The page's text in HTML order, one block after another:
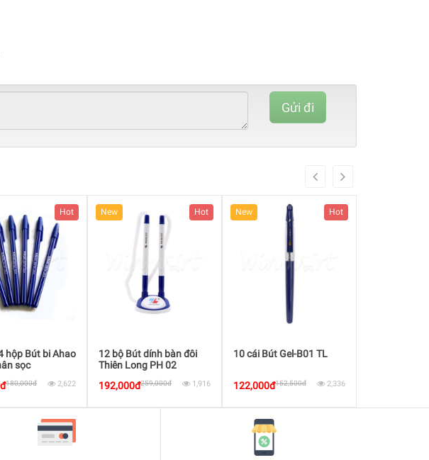
80%
Gửi đi
Hot
hộp Bút bi Ahao
sọc
180,000đ 2,622
New Hot
12 bộ Bút dính bàn đôi
Thiên Long PH 02
192,000đ259,000đ 1,916
New Hot
10 cái Bút Gel-B01 TL
122,000đ152,500đ 2,336